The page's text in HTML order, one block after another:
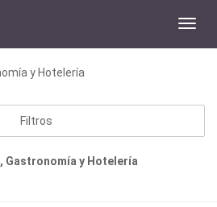
y Hotelería
Filtros
Gastronomía y Hotelería